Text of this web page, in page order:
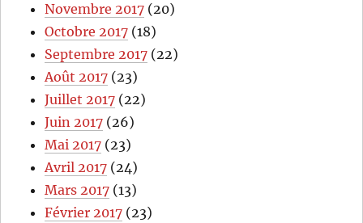
Novembre 2017 (20)
Octobre 2017 (18)
Septembre 2017 (22)
Août 2017 (23)
Juillet 2017 (22)
Juin 2017 (26)
Mai 2017 (23)
Avril 2017 (24)
Mars 2017 (13)
Février 2017 (23)